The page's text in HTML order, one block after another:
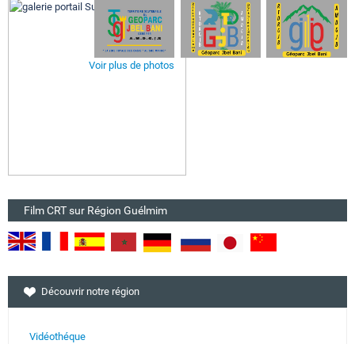
Voir plus de photos
Film CRT sur Région Guélmim
Découvrir notre région
Vidéothéque